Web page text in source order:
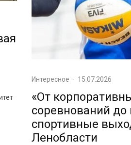
Интересное · 15.07.2026
«От
соревнований до
спортивные
Ленобласти